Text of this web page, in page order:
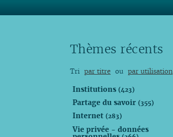
Thèmes récents
Tri par titre ou par utilisation
Institutions(423)
Partage du savoir(355)
Internet(283)
Vie privée - données